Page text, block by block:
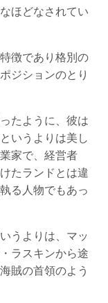
ほどなされてい
徴であり格別の
ジションのとり
たように、彼は
いうよりは美し
家で、経営者
たランドとは違
る人物でもあっ
うよりは、マッ
ラスキンから途
賊の首領のよう